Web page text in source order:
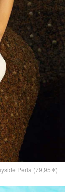
Perla (79,95 €)